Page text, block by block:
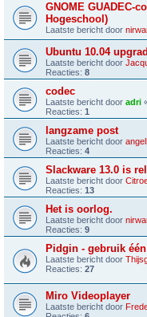
GNOME GUADEC-
Hogeschool)
Laatste bericht door
Ubuntu 10.04
Laatste bericht door
Reacties: 8
codec
Laatste bericht door adri
Reacties: 1
langzame post
Laatste bericht door
Reacties: 4
Slackware 13.0 is
Laatste bericht door
Reacties: 13
Het is oorlog.
Laatste bericht door
Reacties: 9
Pidgin - gebruik
Laatste bericht door
Reacties: 27
Miro Videoplayer
Laatste bericht door